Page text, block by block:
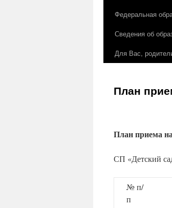
Федеральная
Сведения об
Для Вас,
План
План приема
СП «Детский
№ п/
п